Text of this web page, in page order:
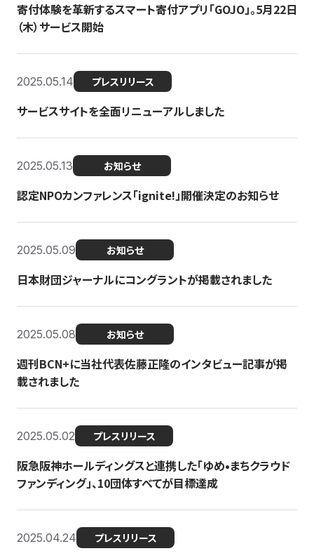
寄付体験を革新するスマート寄付アプリ「GOJO」。5月22日
（木）サービス開始
2025.05.14 プレスリリース
サービスサイトを全面リニューアルしました
2025.05.13 お知らせ
認定NPOカンファレンス「ignite!」開催決定のお知らせ
2025.05.09 お知らせ
日本財団ジャーナルにコングラントが掲載されました
2025.05.08 お知らせ
週刊BCN+に当社代表佐藤正隆のインタビュー記事が掲
載されました
2025.05.02 プレスリリース
阪急阪神ホールディングスと連携した「ゆめ•まちクラウド
ファンディング」、10団体すべてが目標達成
2025.04.24 プレスリリース